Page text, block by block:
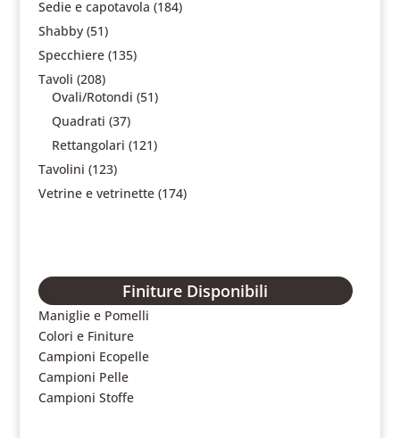
Sedie e capotavola (184)
Shabby (51)
Specchiere (135)
Tavoli (208)
Ovali/Rotondi (51)
Quadrati (37)
Rettangolari (121)
Tavolini (123)
Vetrine e vetrinette (174)
Finiture Disponibili
Maniglie e Pomelli
Colori e Finiture
Campioni Ecopelle
Campioni Pelle
Campioni Stoffe